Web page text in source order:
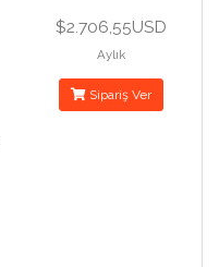
$2.706,55USD
Aylık
Sipariş Ver